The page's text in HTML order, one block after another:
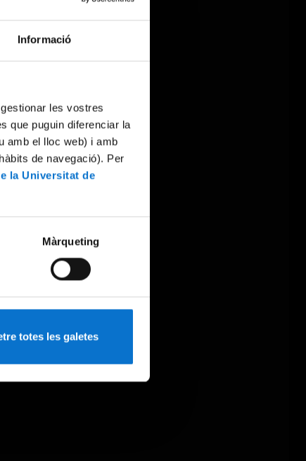
Informació
les vostres
que puguin diferenciar la
amb el lloc web) i amb
de navegació). Per
la Universitat de
Màrqueting
totes les galetes